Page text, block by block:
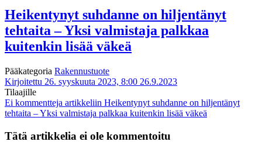
Heikentynyt suhdanne on hiljentänyt
tehtaita – Yksi valmistaja palkkaa
kuitenkin lisää väkeä
Pääkategoria Rakennustuote
Kirjoitettu 26. syyskuuta 2023, 8:00 26.9.2023
Tilaajille
Ei kommentteja artikkeliin Heikentynyt suhdanne on hiljentänyt
tehtaita – Yksi valmistaja palkkaa kuitenkin lisää väkeä
Tätä artikkelia ei ole kommentoitu